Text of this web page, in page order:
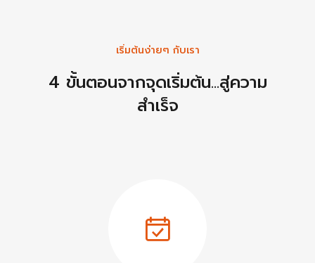
เริ่มต้นง่ายๆ กับเรา
4 ขั้นตอนจากจุดเริ่มต้น...สู่ความ
สำเร็จ